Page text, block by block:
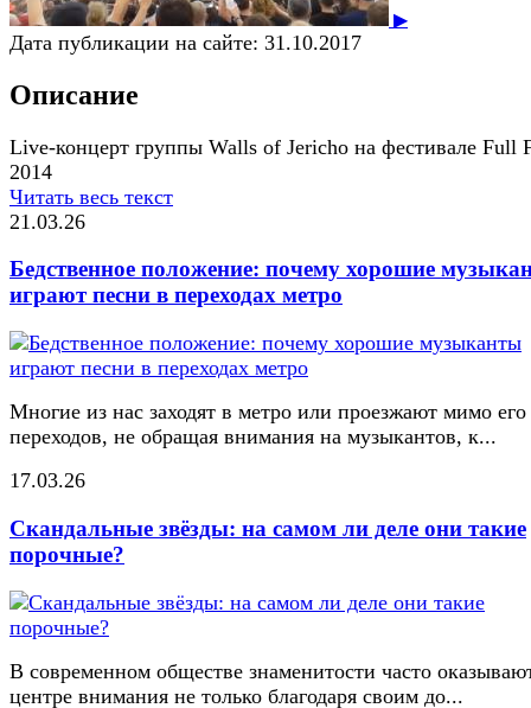
▶
Дата публикации на сайте: 31.10.2017
Описание
Live-концерт группы Walls of Jericho на фестивале Full
2014
Читать весь текст
21.03.26
Бедственное положение: почему хорошие
играют песни в переходах метро
Многие из нас заходят в метро или проезжают мимо его
переходов, не обращая внимания на музыкантов, к...
17.03.26
Скандальные звёзды: на самом ли деле они такие
порочные?
В современном обществе знаменитости часто
центре внимания не только благодаря своим до...